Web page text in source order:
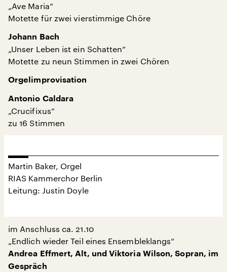
„Ave Maria“
Motette für zwei vierstimmige Chöre
Johann Bach
„Unser Leben ist ein Schatten“
Motette zu neun Stimmen in zwei Chören
Orgelimprovisation
Antonio Caldara
„Crucifixus“
zu 16 Stimmen
Martin Baker, Orgel
RIAS Kammerchor Berlin
Leitung: Justin Doyle
im Anschluss ca. 21.10
„Endlich wieder Teil eines Ensembleklangs“
Andrea Effmert, Alt, und Viktoria Wilson, Sopran, im
Gespräch